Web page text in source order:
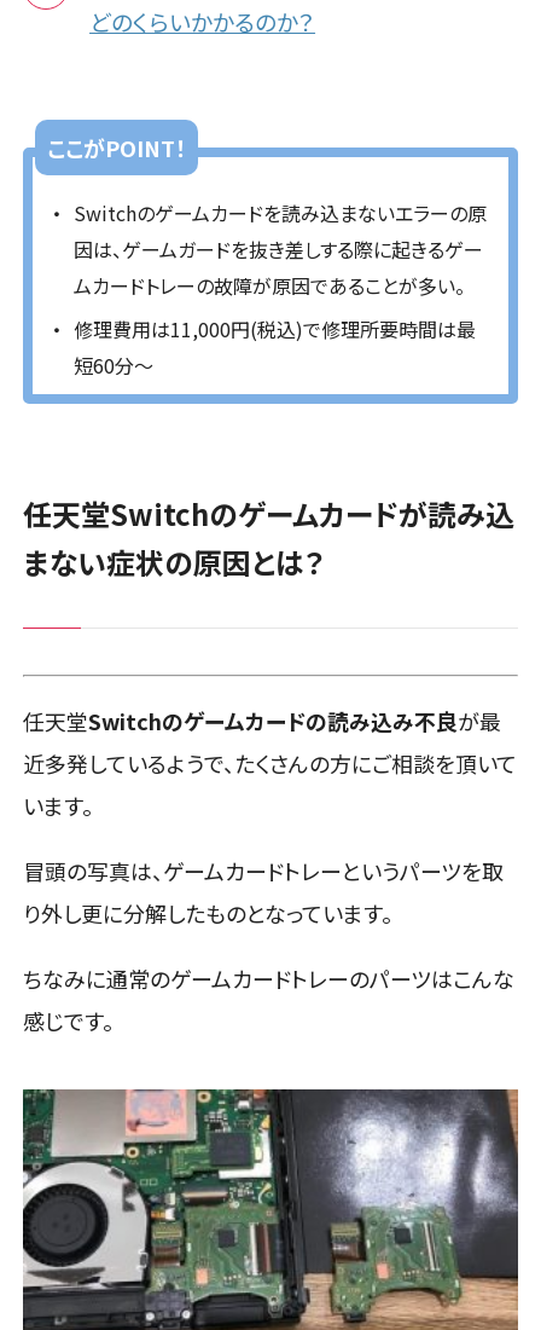
どのくらいかかるのか？
ここがPOINT！
Switchのゲームカードを読み込まないエラーの原
因は、ゲームガードを抜き差しする際に起きるゲー
ムカードトレーの故障が原因であることが多い。
修理費用は11,000円(税込)で修理所要時間は最
短60分〜
任天堂Switchのゲームカードが読み込
まない症状の原因とは？
任天堂Switchのゲームカードの読み込み不良が最
近多発しているようで、たくさんの方にご相談を頂いて
います。
冒頭の写真は、ゲームカードトレーというパーツを取
り外し更に分解したものとなっています。
ちなみに通常のゲームカードトレーのパーツはこんな
感じです。